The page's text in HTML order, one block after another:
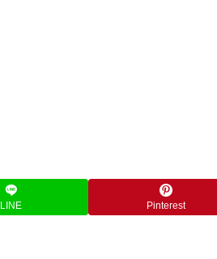
LINE Pinterest